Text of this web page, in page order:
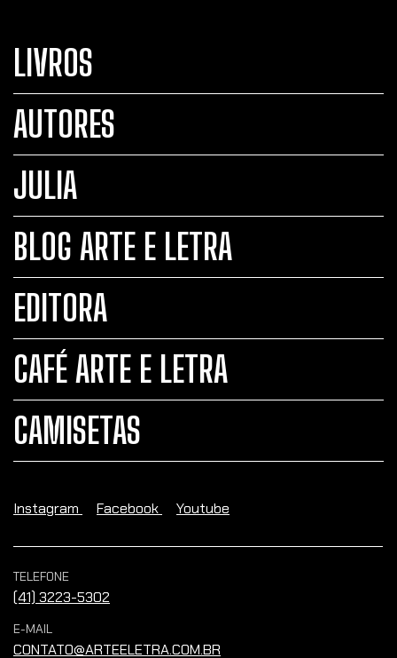
LIVROS
AUTORES
JULIA
BLOG ARTE E LETRA
EDITORA
CAFÉ ARTE E LETRA
CAMISETAS
Instagram Facebook Youtube
TELEFONE
(41) 3223-5302
E-MAIL
CONTATO@ARTEELETRA.COM.BR